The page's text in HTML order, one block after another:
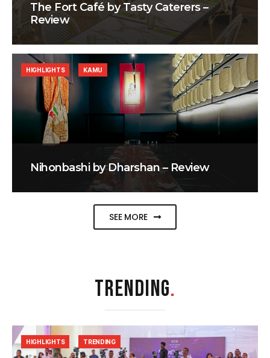
The Fort Café by Tasty Caterers –
Review
Nihonbashi by Dharshan – Review
HIGHLIGHTS KAMU
SEE MORE
TRENDING.
HIGHLIGHTS TRENDING